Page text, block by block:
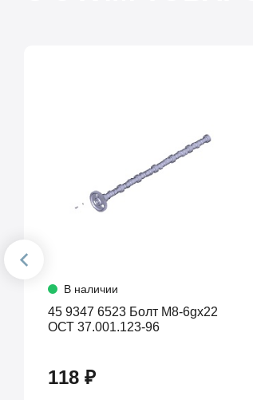
В наличии
45 9347 6523 Болт М8-6gх22
ОСТ 37.001.123-96
118 ₽